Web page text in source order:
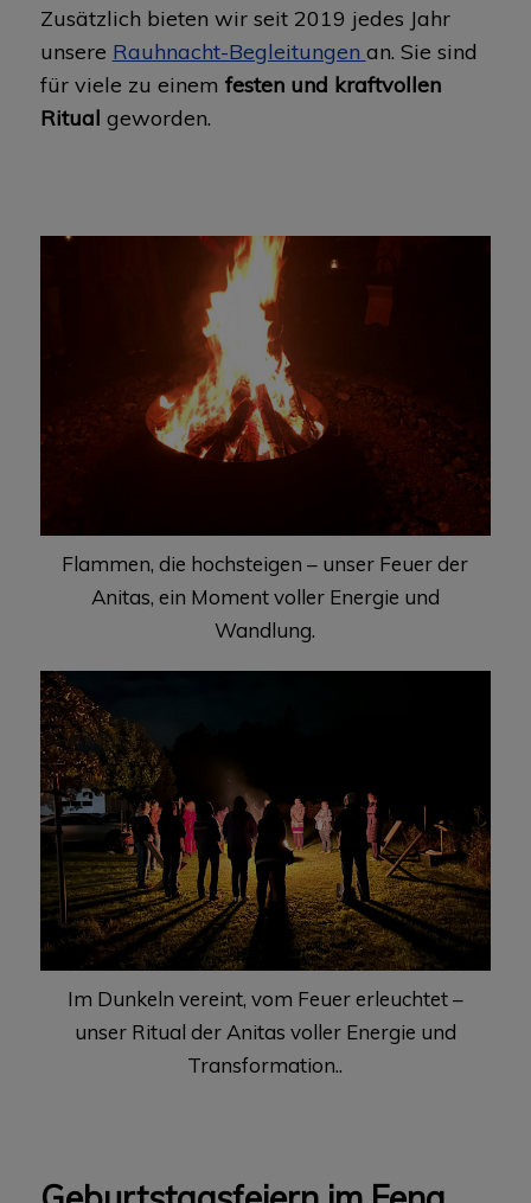
Zusätzlich bieten wir seit 2019 jedes Jahr
unsere Rauhnacht-Begleitungen an. Sie sind
für viele zu einem festen und kraftvollen
Ritual geworden.
Flammen, die hochsteigen – unser Feuer der
Anitas, ein Moment voller Energie und
Wandlung.
Im Dunkeln vereint, vom Feuer erleuchtet –
unser Ritual der Anitas voller Energie und
Transformation..